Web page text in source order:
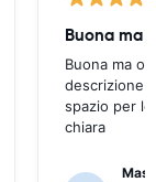
Buona ma
Buona ma
descrizione
spazio per
chiara